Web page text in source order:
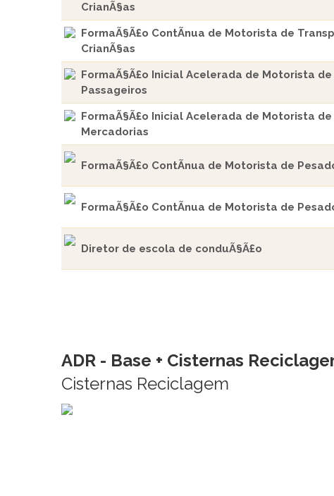
CrianÃ§as
FormaÃ§Ã£o ContÃ­nua de Motorista de
CrianÃ§as
FormaÃ§Ã£o Inicial Acelerada de Motorista
Passageiros
FormaÃ§Ã£o Inicial Acelerada de Motorista
Mercadorias
FormaÃ§Ã£o ContÃ­nua de Motorista de
FormaÃ§Ã£o ContÃ­nua de Motorista de
Diretor de escola de conduÃ§Ã£o
ADR - Base + Cisternas
Cisternas Reciclagem